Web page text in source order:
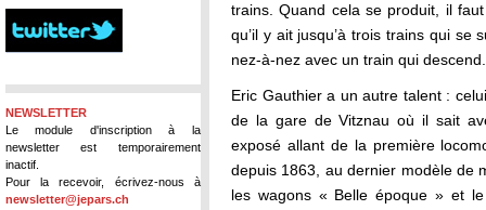
NEWSLETTER
Le module d'inscription à la
newsletter est temporairement
inactif.
Pour la recevoir, écrivez-nous à
newsletter@jepars.ch
trains. Quand cela se produit, il
qu’il y ait jusqu’à trois trains qui
nez-à-nez avec un train qui
Eric Gauthier a un autre talent :
de la gare de Vitznau où il sait
exposé allant de la première
depuis 1863, au dernier modèle de
les wagons « Belle époque » et